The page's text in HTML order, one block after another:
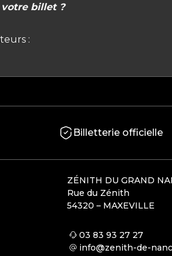
votre billet ?
:
Billetterie officielle
ZÉNITH DU GRAND
Rue du Zénith
54320 – MAXEVILLE
03 83 93 27 27
info@zenith-de-